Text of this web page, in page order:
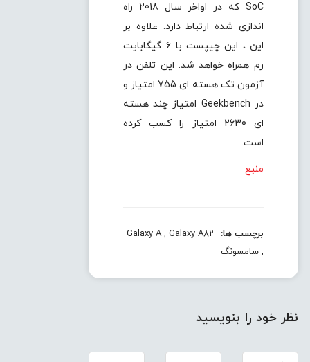
SoC که در اواخر سال 2018 راه
اندازی شده ارتباط دارد. علاوه بر
این ، این چیپست با 6 گیگابایت
رم همراه خواهد شد. این تلفن در
آزمون تک هسته ای 755 امتیاز و
در Geekbench امتیاز چند هسته
ای 2630 امتیاز را کسب کرده
است.
منبع
برچسب ها: Galaxy A, Galaxy A82
,سامسونگ
نظر خود را بنویسید